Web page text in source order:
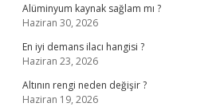
Alüminyum kaynak sağlam mı ?
Haziran 30, 2026
En iyi demans ilacı hangisi ?
Haziran 23, 2026
Altının rengi neden değişir ?
Haziran 19, 2026